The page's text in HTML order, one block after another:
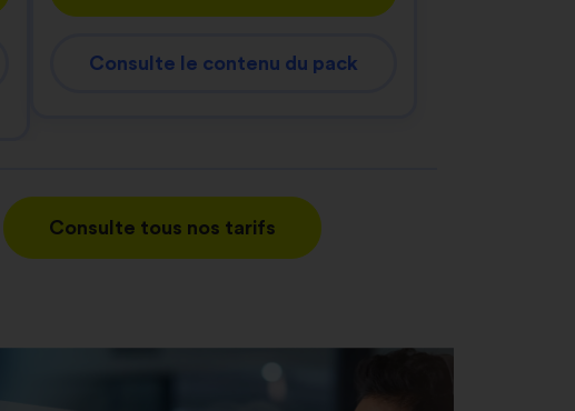
Consulte le contenu du pack
Consulte tous nos tarifs